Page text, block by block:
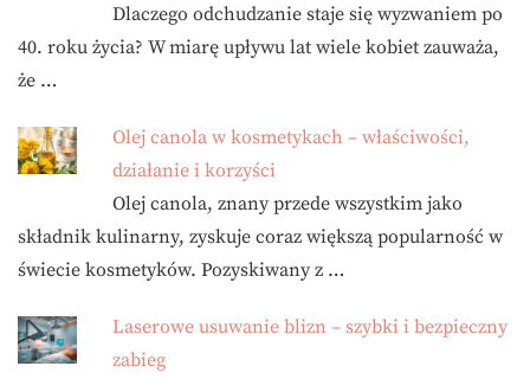
Dlaczego odchudzanie staje się wyzwaniem po
40. roku życia? W miarę upływu lat wiele kobiet zauważa,
że …
Olej canola w kosmetykach – właściwości,
działanie i korzyści
Olej canola, znany przede wszystkim jako
składnik kulinarny, zyskuje coraz większą popularność w
świecie kosmetyków. Pozyskiwany z …
Laserowe usuwanie blizn – szybki i bezpieczny
zabieg